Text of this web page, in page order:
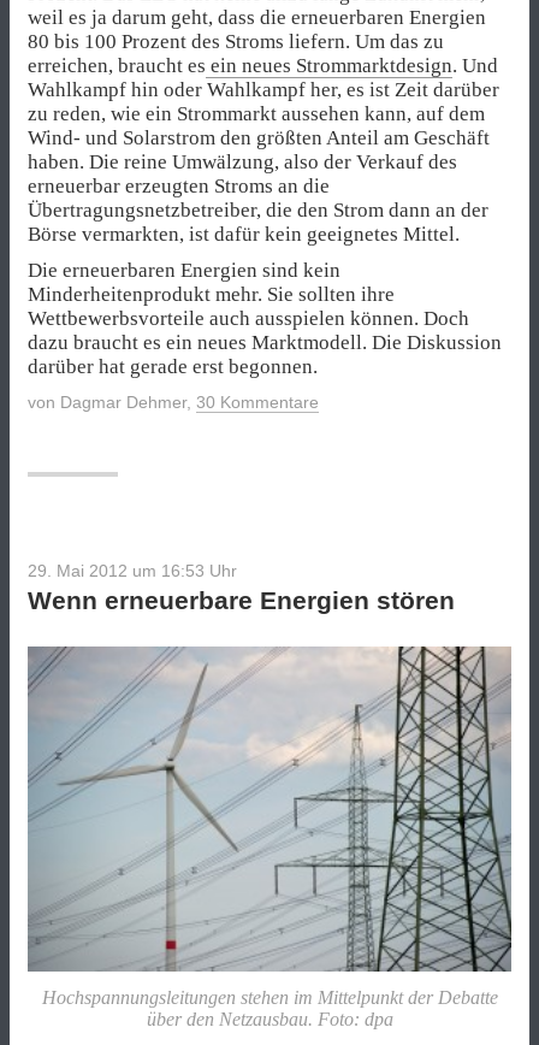
weil es ja darum geht, dass die erneuerbaren Energien
80 bis 100 Prozent des Stroms liefern. Um das zu
erreichen, braucht es ein neues Strommarktdesign. Und
Wahlkampf hin oder Wahlkampf her, es ist Zeit darüber
zu reden, wie ein Strommarkt aussehen kann, auf dem
Wind- und Solarstrom den größten Anteil am Geschäft
haben. Die reine Umwälzung, also der Verkauf des
erneuerbar erzeugten Stroms an die
Übertragungsnetzbetreiber, die den Strom dann an der
Börse vermarkten, ist dafür kein geeignetes Mittel.
Die erneuerbaren Energien sind kein
Minderheitenprodukt mehr. Sie sollten ihre
Wettbewerbsvorteile auch ausspielen können. Doch
dazu braucht es ein neues Marktmodell. Die Diskussion
darüber hat gerade erst begonnen.
von Dagmar Dehmer, 30 Kommentare
29. Mai 2012 um 16:53 Uhr
Wenn erneuerbare Energien stören
Hochspannungsleitungen stehen im Mittelpunkt der Debatte
über den Netzausbau. Foto: dpa